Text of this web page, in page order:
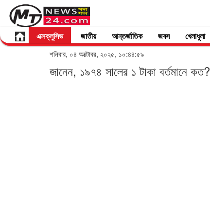
এক্সক্লুসিভ জাতীয় আন্তর্জাতিক জবস খেলাধুলা
শনিবার, ০৪ অক্টোবর, ২০২৫, ১০:৪৪:৫৯
জানেন, ১৯৭৪ সালের ১ টাকা বর্তমানে কত?